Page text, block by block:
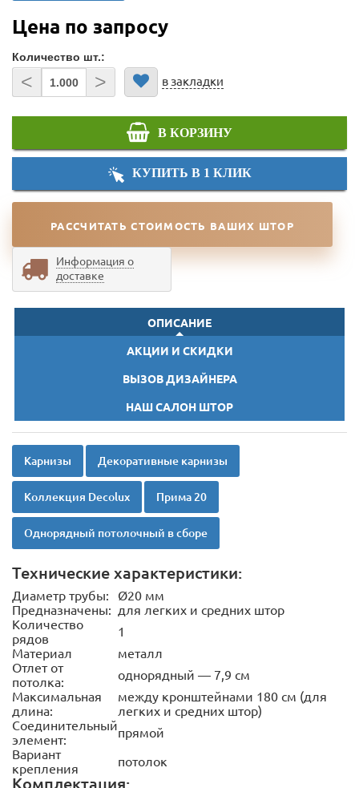
Цена по запросу
Количество шт.:
< > в закладки
В КОРЗИНУ
КУПИТЬ В 1 КЛИК
РАССЧИТАТЬ СТОИМОСТЬ ВАШИХ ШТОР
Информация о
доставке
ОПИСАНИЕ
АКЦИИ И СКИДКИ
ВЫЗОВ ДИЗАЙНЕРА
НАШ САЛОН ШТОР
Карнизы Декоративные карнизы
Коллекция Decolux Прима 20
Однорядный потолочный в сборе
Технические характеристики:
Диаметр трубы:
Ø20 мм
Предназначены: для легких и средних штор
Количество
рядов
1
Материал
металл
Отлет от
потолка:
однорядный — 7,9 см
Максимальная
длина:
между кронштейнами 180 см (для
легких и средних штор)
Соединительный
элемент:
прямой
Вариант
крепления
потолок
Комплектация: